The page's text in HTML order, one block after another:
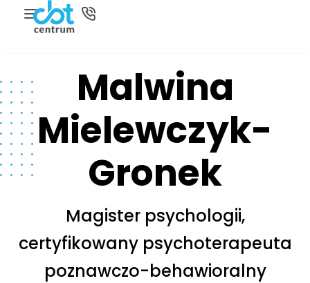
Malwina
Mielewczyk-
Gronek
Magister psychologii,
certyfikowany psychoterapeuta
poznawczo-behawioralny